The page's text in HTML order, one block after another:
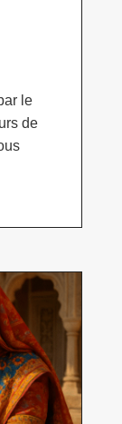
le
de